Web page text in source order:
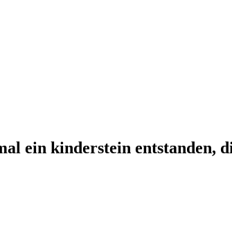
ein kinderstein entstanden,